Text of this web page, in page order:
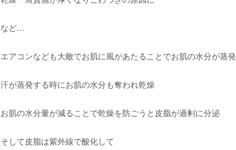
など…
エアコンなども大敵でお肌に風があたることでお肌の水分が蒸発
汗が蒸発する時にお肌の水分も奪われ乾燥
お肌の水分量が減ることで乾燥を防ごうと皮脂が過剰に分泌
そして皮脂は紫外線で酸化して